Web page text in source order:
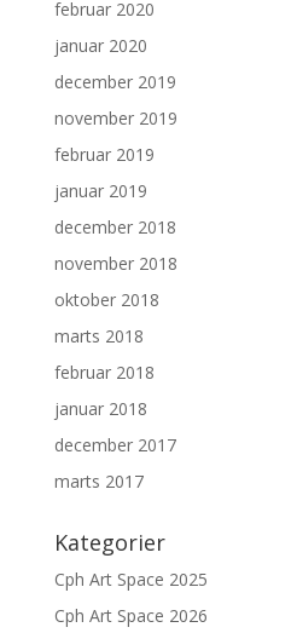
februar 2020
januar 2020
december 2019
november 2019
februar 2019
januar 2019
december 2018
november 2018
oktober 2018
marts 2018
februar 2018
januar 2018
december 2017
marts 2017
Kategorier
Cph Art Space 2025
Cph Art Space 2026